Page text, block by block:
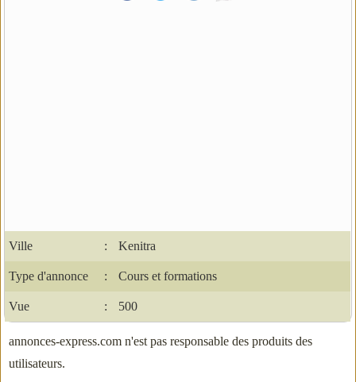
Ville : Kenitra
Type d'annonce : Cours et formations
Vue : 500
annonces-express.com n'est pas responsable des produits des
utilisateurs.